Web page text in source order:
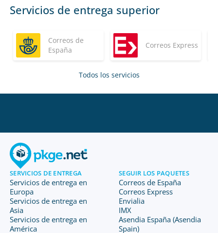
Servicios de entrega superior
Correos de
España
Correos Express
Todos los servicios
SERVICIOS DE ENTREGA
Servicios de entrega en
Europa
Servicios de entrega en
Asia
Servicios de entrega en
América
SEGUIR LOS PAQUETES
Correos de España
Correos Express
Envialia
IMX
Asendia España (Asendia
Spain)